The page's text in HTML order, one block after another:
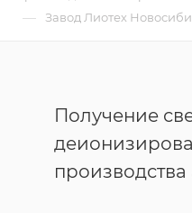
— Завод Лиотех
Получение